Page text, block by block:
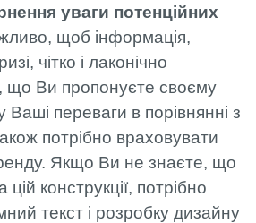
уваги потенційних
щоб інформація,
чітко і лаконічно
що Ви пропонуєте своєму
Ваші переваги в порівнянні з
потрібно враховувати
Якщо Ви не знаєте, що
конструкції, потрібно
текст і розробку дизайну